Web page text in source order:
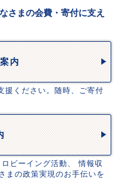
さまの会費・寄付に支え
内
援ください。随時、ご寄付
ビーイング活動、 情報収
まの政策実現のお手伝いを